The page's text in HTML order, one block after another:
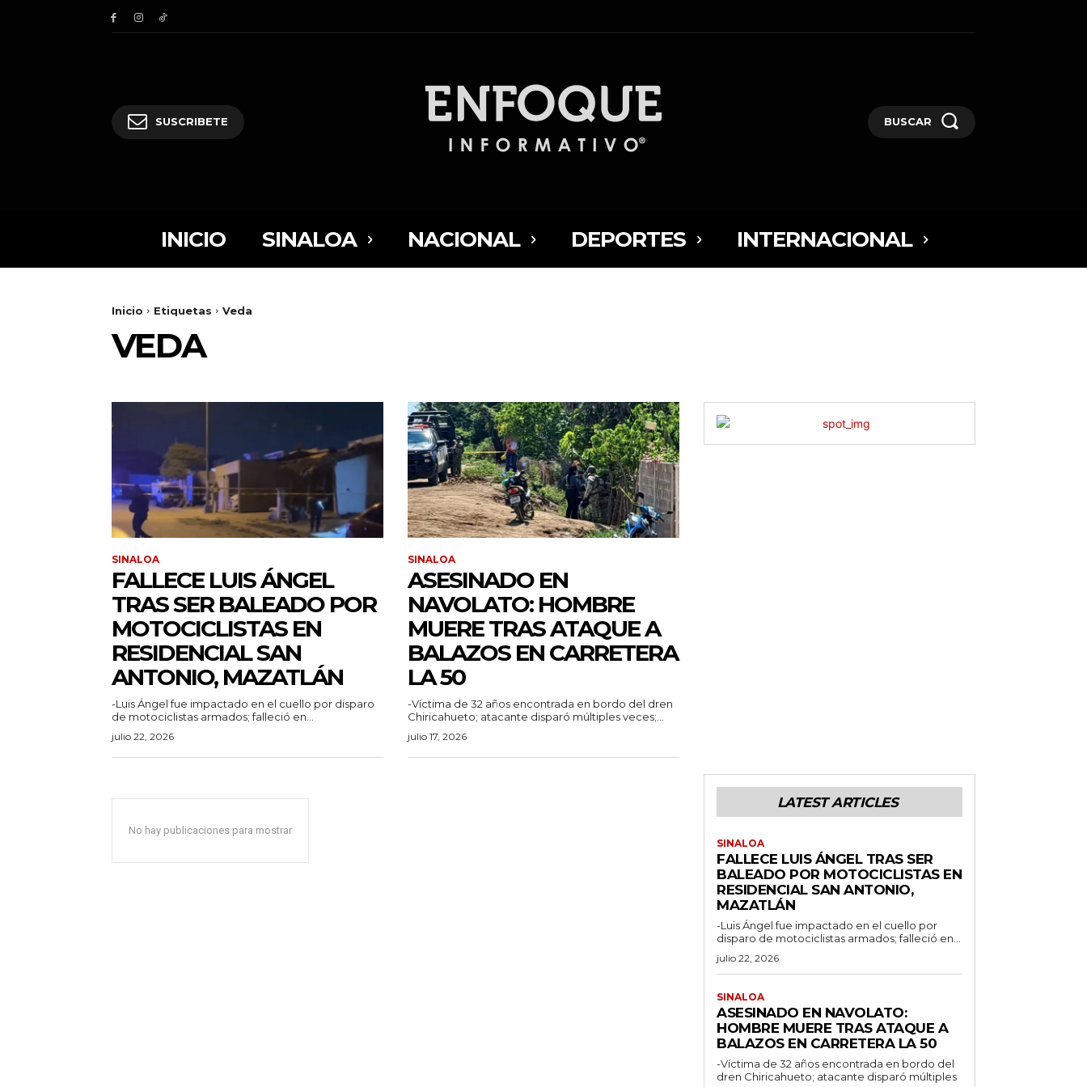
SUSCRIBETE BUSCAR
INICIO SINALOA NACIONAL DEPORTES INTERNACIONAL
Inicio Etiquetas Veda
VEDA
SINALOA
FALLECE LUIS ÁNGEL
TRAS SER BALEADO POR
MOTOCICLISTAS EN
RESIDENCIAL SAN
ANTONIO, MAZATLÁN
-Luis Ángel fue impactado en el cuello por disparo
de motociclistas armados; falleció en...
julio 22, 2026
SINALOA
ASESINADO EN
NAVOLATO: HOMBRE
MUERE TRAS ATAQUE A
BALAZOS EN CARRETERA
LA 50
-Víctima de 32 años encontrada en bordo del dren
Chiricahueto; atacante disparó múltiples veces;...
julio 17, 2026
No hay publicaciones para mostrar
LATEST ARTICLES
SINALOA
FALLECE LUIS ÁNGEL TRAS SER
BALEADO POR MOTOCICLISTAS EN
RESIDENCIAL SAN ANTONIO,
MAZATLÁN
-Luis Ángel fue impactado en el cuello por
disparo de motociclistas armados; falleció en...
julio 22, 2026
SINALOA
ASESINADO EN NAVOLATO:
HOMBRE MUERE TRAS ATAQUE A
BALAZOS EN CARRETERA LA 50
-Víctima de 32 años encontrada en bordo del
dren Chiricahueto; atacante disparó múltiples